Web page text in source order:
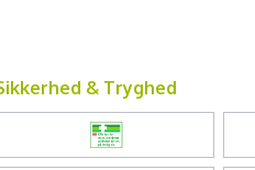
& Tryghed